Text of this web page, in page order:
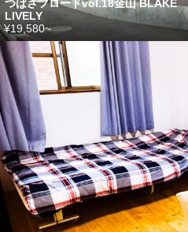
つばさフロートvol.18金山 BLAKE
LIVELY
¥19,580~